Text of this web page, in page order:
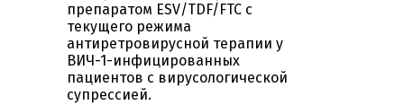
препаратом ESV/TDF/FTC с
текущего режима
антиретровирусной терапии у
ВИЧ-1-инфицированных
пациентов с вирусологической
супрессией.